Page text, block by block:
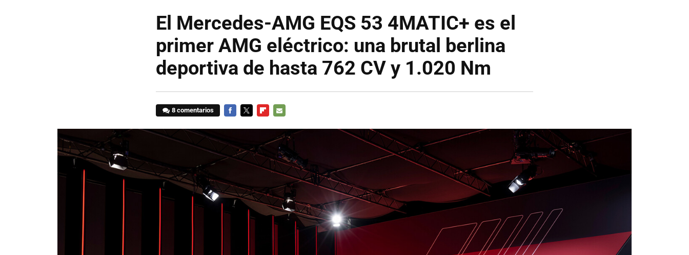
El Mercedes-AMG EQS 53 4MATIC+ es el
primer AMG eléctrico: una brutal berlina
deportiva de hasta 762 CV y 1.020 Nm
8 comentarios
MAIL